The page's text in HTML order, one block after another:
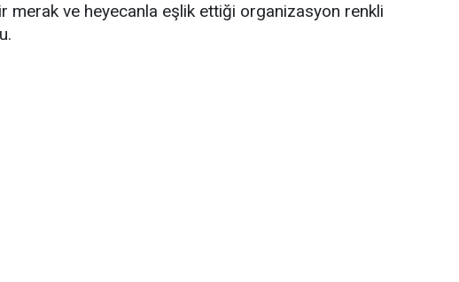
merak ve heyecanla eşlik ettiği organizasyon renkli